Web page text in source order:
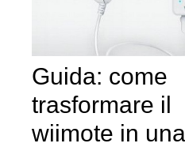
Guida: come
trasformare il
wiimote in una